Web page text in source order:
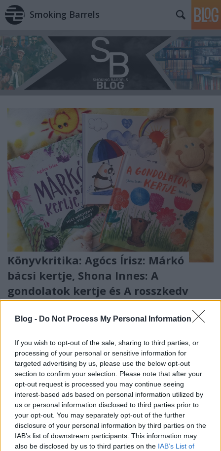
Blog - Do Not Process My Personal Information
If you wish to opt-out of the sale, sharing to third parties, or
processing of your personal or sensitive information for
targeted advertising by us, please use the below opt-out
section to confirm your selection. Please note that after your
opt-out request is processed you may continue seeing
interest-based ads based on personal information utilized by
us or personal information disclosed to third parties prior to
your opt-out. You may separately opt-out of the further
disclosure of your personal information by third parties on the
IAB’s list of downstream participants. This information may
also be disclosed by us to third parties on the IAB’s List of
Smoking Barrels
Könyvkritika: Agócs Írisz: Márkó
bácsi kertje, Shona Innes: A
gondolatok kertje és A rosszkedv
olyan, mint egy felhő (2021)
Három könyv kicsiknek a külső és a belső
chipolino •2021. november 12.
A Pagony Kiadó újdonságai közül ezt a három
rövidke kötetet Agócs Írisz személye köti össze: mind
a hármat ő rajzolta, az egyiket pedig ő is írta. A
Márkó bácsi kertje a Mici megmenti a világot
sorozat első része, az 5–8 éves korosztálynak szól, és
a klímaválság kérdéskörét mutatja be könnyen…